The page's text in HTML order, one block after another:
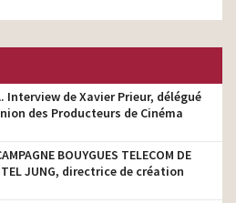
Interview de Xavier Prieur, délégué
des Producteurs de Cinéma
BOUYGUES TELECOM DE
JUNG, directrice de création